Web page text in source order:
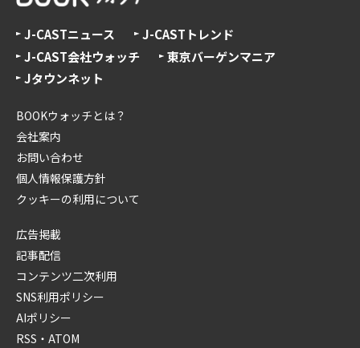
J-CASTニュース
J-CASTトレンド
J-CAST会社ウォッチ
東京バーゲンマニア
Jタウンネット
BOOKウォッチとは？
会社案内
お問い合わせ
個人情報保護方針
クッキーの利用について
広告掲載
記事配信
コンテンツ二次利用
SNS利用ポリシー
AIポリシー
RSS・ATOM